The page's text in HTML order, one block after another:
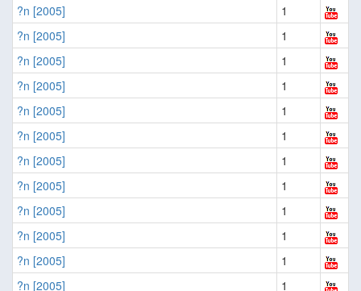
?n [2005]
1
?n [2005]
1
?n [2005]
1
?n [2005]
1
?n [2005]
1
?n [2005]
1
?n [2005]
1
?n [2005]
1
?n [2005]
1
?n [2005]
1
?n [2005]
1
?n [2005]
1